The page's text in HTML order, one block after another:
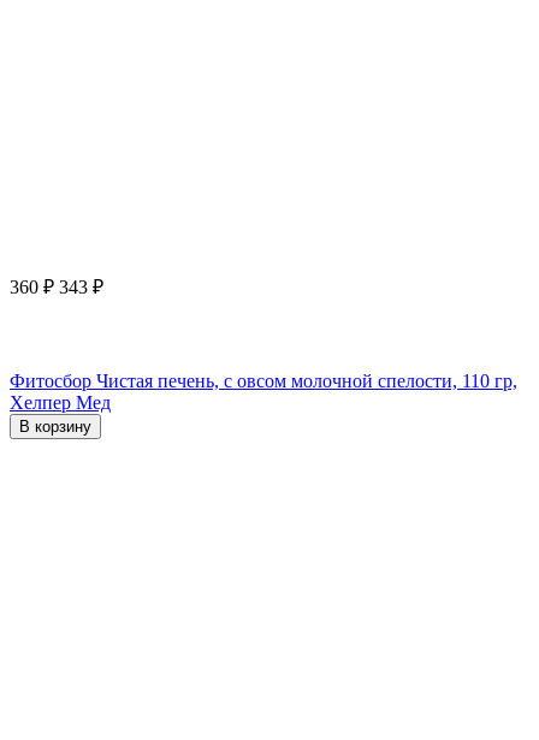
360 ₽ 343 ₽
Фитосбор Чистая печень, с овсом молочной спелости, 110 гр,
Хелпер Мед
В корзину